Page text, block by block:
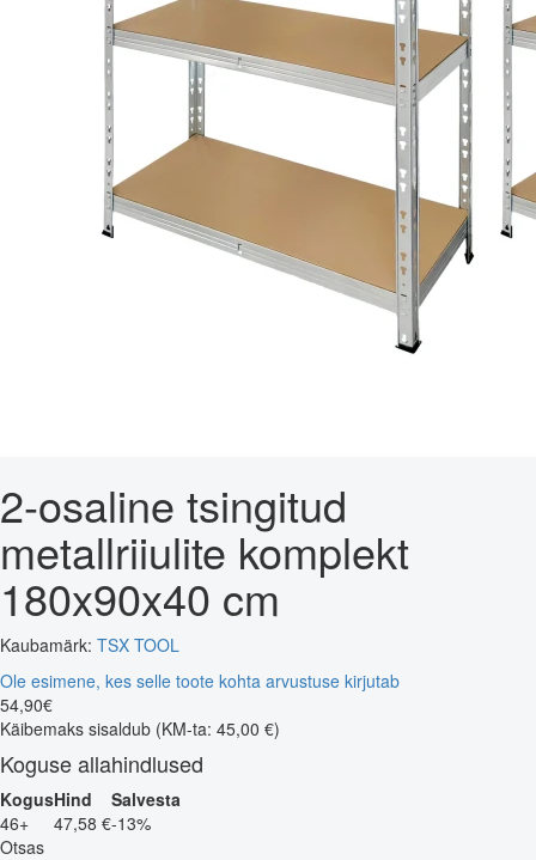
2-osaline tsingitud
metallriiulite komplekt
180x90x40 cm
Kaubamärk: TSX TOOL
Ole esimene, kes selle toote kohta arvustuse kirjutab
54,90€
Käibemaks sisaldub (KM-ta: 45,00 €)
Koguse allahindlused
KogusHind
Salvesta
46+
47,58 €-13%
Otsas